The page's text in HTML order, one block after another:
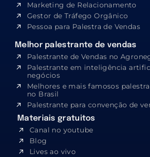
Marketing de Relacionamento
Gestor de Tráfego Orgânico
Pessoa para Palestra de Vendas
Melhor palestrante de vendas
Palestrante de Vendas no
Palestrante em inteligência
negócios
Melhores e mais famosos
no Brasil
Palestrante para convenção de
Materiais gratuitos
Canal no youtube
Blog
Lives ao vivo